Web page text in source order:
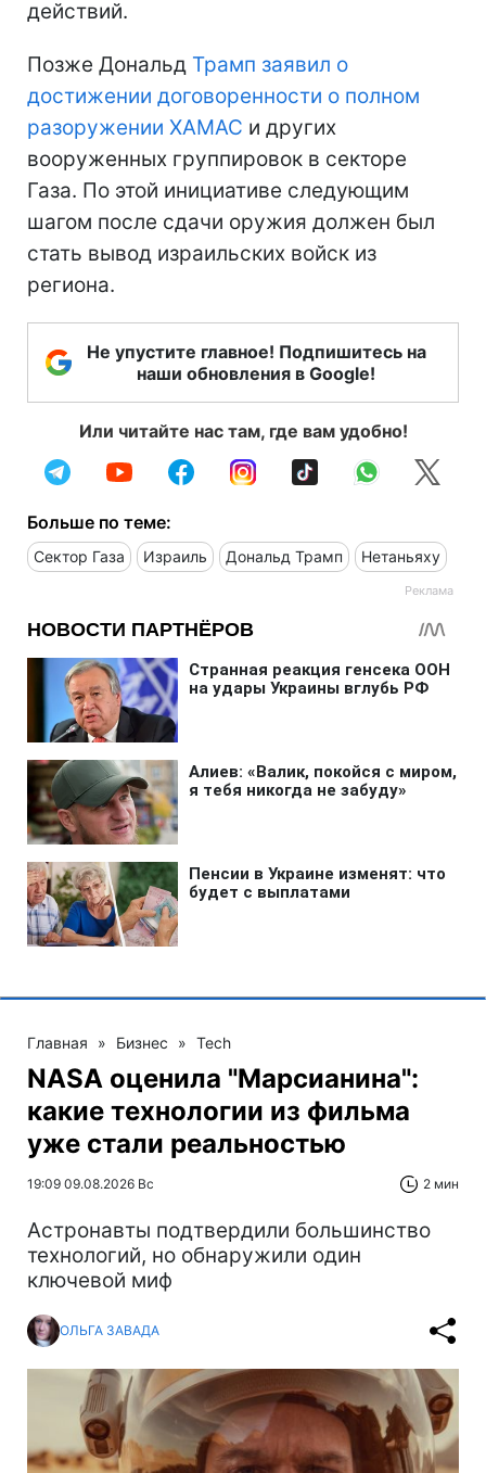
действий.
Позже Дональд Трамп заявил о
достижении договоренности о полном
разоружении ХАМАС и других
вооруженных группировок в секторе
Газа. По этой инициативе следующим
шагом после сдачи оружия должен был
стать вывод израильских войск из
региона.
Не упустите главное! Подпишитесь на
наши обновления в Google!
Или читайте нас там, где вам удобно!
Больше по теме:
Сектор Газа Израиль Дональд Трамп Нетаньяху
Главная » Бизнес » Tech
NASA оценила "Марсианина":
какие технологии из фильма
уже стали реальностью
19:09 09.08.2026 Вс 2 мин
Астронавты подтвердили большинство
технологий, но обнаружили один
ключевой миф
ОЛЬГА ЗАВАДА